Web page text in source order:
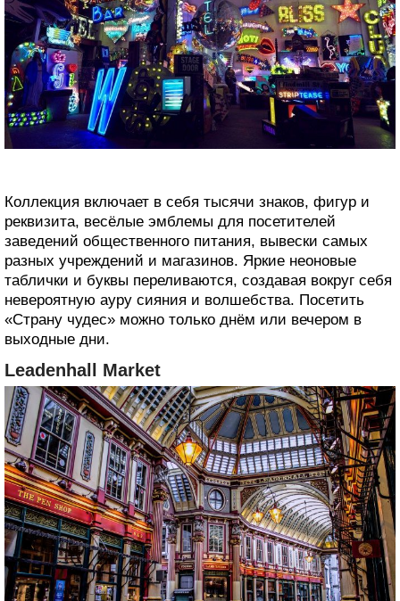
Коллекция включает в себя тысячи знаков, фигур и
реквизита, весёлые эмблемы для посетителей
заведений общественного питания, вывески самых
разных учреждений и магазинов. Яркие неоновые
таблички и буквы переливаются, создавая вокруг себя
невероятную ауру сияния и волшебства. Посетить
«Страну чудес» можно только днём или вечером в
выходные дни.
Leadenhall Market